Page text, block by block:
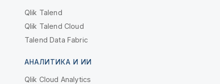
Qlik Talend
Qlik Talend Cloud
Talend Data Fabric
АНАЛИТИКА И ИИ
Qlik Cloud Analytics